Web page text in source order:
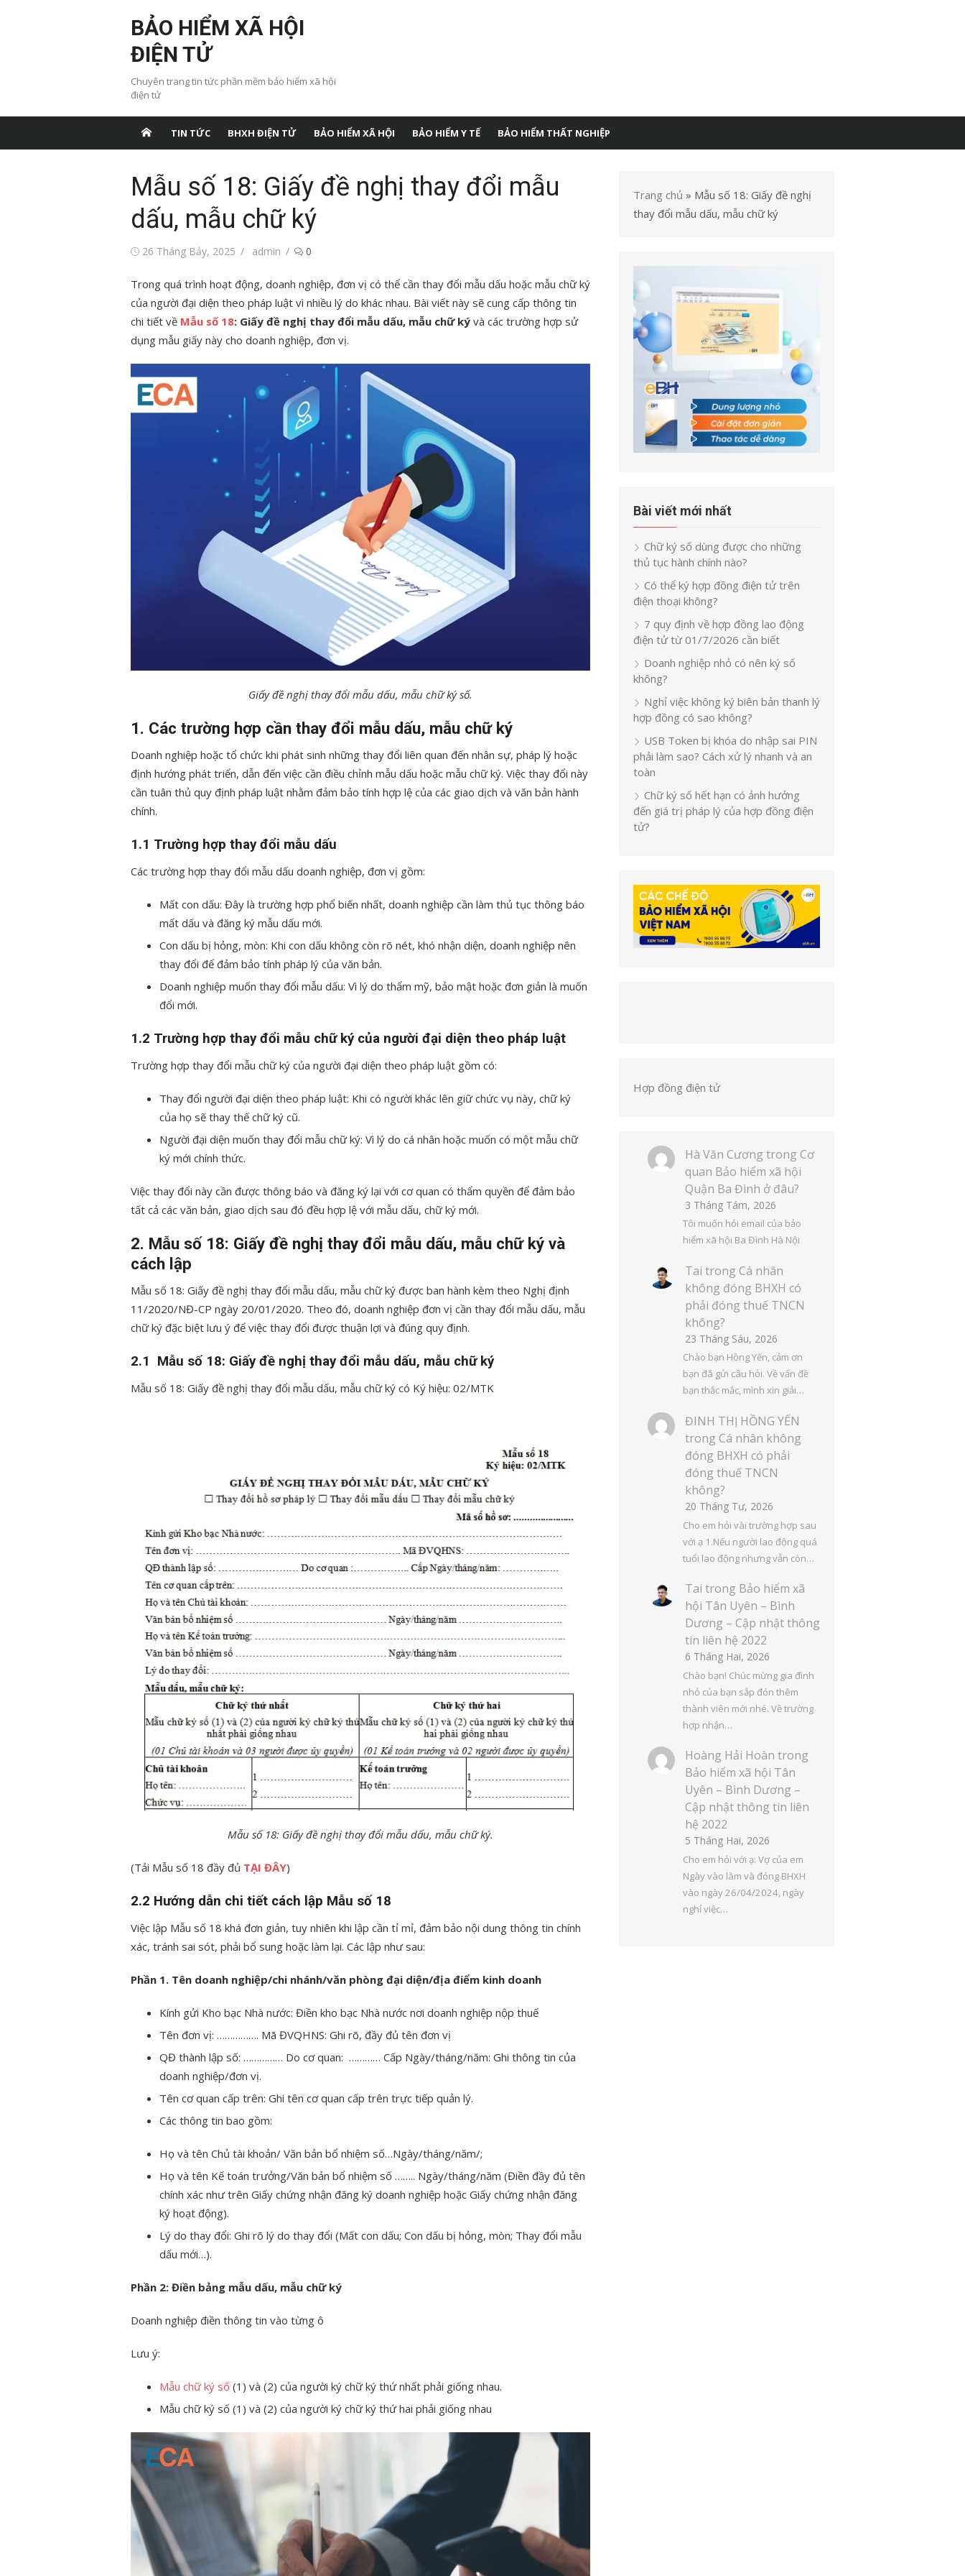
BẢO HIỂM XÃ HỘI
ĐIỆN TỬ
Chuyên trang tin tức phần mềm bảo hiểm xã hội
điện tử
TIN TỨC BHXH ĐIỆN TỬ BẢO HIỂM XÃ HỘI BẢO HIỂM Y TẾ BẢO HIỂM THẤT NGHIỆP
Mẫu số 18: Giấy đề nghị thay đổi mẫu
dấu, mẫu chữ ký
Đăng26 Tháng Bảy, 2025
Tác
admin 0
Trong quá trình hoạt động, doanh nghiệp, đơn vị có thể cần thay đổi mẫu dấu hoặc mẫu chữ ký
của người đại diện theo pháp luật vì nhiều lý do khác nhau. Bài viết này sẽ cung cấp thông tin
chi tiết về Mẫu số 18: Giấy đề nghị thay đổi mẫu dấu, mẫu chữ ký và các trường hợp sử
dụng mẫu giấy này cho doanh nghiệp, đơn vị.
Giấy đề nghị thay đổi mẫu dấu, mẫu chữ ký số.
1. Các trường hợp cần thay đổi mẫu dấu, mẫu chữ ký
Doanh nghiệp hoặc tổ chức khi phát sinh những thay đổi liên quan đến nhân sự, pháp lý hoặc
định hướng phát triển, dẫn đến việc cần điều chỉnh mẫu dấu hoặc mẫu chữ ký. Việc thay đổi này
cần tuân thủ quy định pháp luật nhằm đảm bảo tính hợp lệ của các giao dịch và văn bản hành
chính.
1.1 Trường hợp thay đổi mẫu dấu
Các trường hợp thay đổi mẫu dấu doanh nghiệp, đơn vị gồm:
Mất con dấu: Đây là trường hợp phổ biến nhất, doanh nghiệp cần làm thủ tục thông báo
mất dấu và đăng ký mẫu dấu mới.
Con dấu bị hỏng, mòn: Khi con dấu không còn rõ nét, khó nhận diện, doanh nghiệp nên
thay đổi để đảm bảo tính pháp lý của văn bản.
Doanh nghiệp muốn thay đổi mẫu dấu: Vì lý do thẩm mỹ, bảo mật hoặc đơn giản là muốn
đổi mới.
1.2 Trường hợp thay đổi mẫu chữ ký của người đại diện theo pháp luật
Trường hợp thay đổi mẫu chữ ký của người đại diện theo pháp luật gồm có:
Thay đổi người đại diện theo pháp luật: Khi có người khác lên giữ chức vụ này, chữ ký
của họ sẽ thay thế chữ ký cũ.
Người đại diện muốn thay đổi mẫu chữ ký: Vì lý do cá nhân hoặc muốn có một mẫu chữ
ký mới chính thức.
Việc thay đổi này cần được thông báo và đăng ký lại với cơ quan có thẩm quyền để đảm bảo
tất cả các văn bản, giao dịch sau đó đều hợp lệ với mẫu dấu, chữ ký mới.
2. Mẫu số 18: Giấy đề nghị thay đổi mẫu dấu, mẫu chữ ký và
cách lập
Mẫu số 18: Giấy đề nghị thay đổi mẫu dấu, mẫu chữ ký được ban hành kèm theo Nghị định
11/2020/NĐ-CP ngày 20/01/2020. Theo đó, doanh nghiệp đơn vị cần thay đổi mẫu dấu, mẫu
chữ ký đặc biệt lưu ý để việc thay đổi được thuận lợi và đúng quy định.
2.1 Mẫu số 18: Giấy đề nghị thay đổi mẫu dấu, mẫu chữ ký
Mẫu số 18: Giấy đề nghị thay đổi mẫu dấu, mẫu chữ ký có Ký hiệu: 02/MTK
Mẫu số 18: Giấy đề nghị thay đổi mẫu dấu, mẫu chữ ký.
(Tải Mẫu số 18 đầy đủ TẠI ĐÂY)
2.2 Hướng dẫn chi tiết cách lập Mẫu số 18
Việc lập Mẫu số 18 khá đơn giản, tuy nhiên khi lập cần tỉ mỉ, đảm bảo nội dung thông tin chính
xác, tránh sai sót, phải bổ sung hoặc làm lại. Các lập như sau:
Phần 1. Tên doanh nghiệp/chi nhánh/văn phòng đại diện/địa điểm kinh doanh
Kính gửi Kho bạc Nhà nước: Điền kho bạc Nhà nước nơi doanh nghiệp nộp thuế
Tên đơn vị: ……………. Mã ĐVQHNS: Ghi rõ, đầy đủ tên đơn vị
QĐ thành lập số: …………… Do cơ quan: ………… Cấp Ngày/tháng/năm: Ghi thông tin của
doanh nghiệp/đơn vị.
Tên cơ quan cấp trên: Ghi tên cơ quan cấp trên trực tiếp quản lý.
Các thông tin bao gồm:
Họ và tên Chủ tài khoản/ Văn bản bổ nhiệm số…Ngày/tháng/năm/;
Họ và tên Kế toán trưởng/Văn bản bổ nhiệm số …….. Ngày/tháng/năm (Điền đầy đủ tên
chính xác như trên Giấy chứng nhận đăng ký doanh nghiệp hoặc Giấy chứng nhận đăng
ký hoạt động).
Lý do thay đổi: Ghi rõ lý do thay đổi (Mất con dấu; Con dấu bị hỏng, mòn; Thay đổi mẫu
dấu mới…).
Phần 2: Điền bảng mẫu dấu, mẫu chữ ký
Doanh nghiệp điền thông tin vào từng ô
Lưu ý:
Mẫu chữ ký số (1) và (2) của người ký chữ ký thứ nhất phải giống nhau.
Mẫu chữ ký số (1) và (2) của người ký chữ ký thứ hai phải giống nhau
Trang chủ » Mẫu số 18: Giấy đề nghị
thay đổi mẫu dấu, mẫu chữ ký
Bài viết mới nhất
Chữ ký số dùng được cho những
thủ tục hành chính nào?
Có thể ký hợp đồng điện tử trên
điện thoại không?
7 quy định về hợp đồng lao động
điện tử từ 01/7/2026 cần biết
Doanh nghiệp nhỏ có nên ký số
không?
Nghỉ việc không ký biên bản thanh lý
hợp đồng có sao không?
USB Token bị khóa do nhập sai PIN
phải làm sao? Cách xử lý nhanh và an
toàn
Chữ ký số hết hạn có ảnh hưởng
đến giá trị pháp lý của hợp đồng điện
tử?
Hợp đồng điện tử
Hà Văn Cương trong Cơ
quan Bảo hiểm xã hội
Quận Ba Đình ở đâu?
3 Tháng Tám, 2026
Tôi muốn hỏi email của bảo
hiểm xã hội Ba Đình Hà Nội
Tai trong Cá nhân
không đóng BHXH có
phải đóng thuế TNCN
không?
23 Tháng Sáu, 2026
Chào bạn Hồng Yến, cảm ơn
bạn đã gửi câu hỏi. Về vấn đề
bạn thắc mắc, mình xin giải…
ĐINH THỊ HỒNG YẾN
trong Cá nhân không
đóng BHXH có phải
đóng thuế TNCN
không?
20 Tháng Tư, 2026
Cho em hỏi vài trường hợp sau
với ạ 1.Nếu người lao động quá
tuổi lao động nhưng vẫn còn…
Tai trong Bảo hiểm xã
hội Tân Uyên – Bình
Dương – Cập nhật thông
tin liên hệ 2022
6 Tháng Hai, 2026
Chào bạn! Chúc mừng gia đình
nhỏ của bạn sắp đón thêm
thành viên mới nhé. Về trường
hợp nhận…
Hoàng Hải Hoàn trong
Bảo hiểm xã hội Tân
Uyên – Bình Dương –
Cập nhật thông tin liên
hệ 2022
5 Tháng Hai, 2026
Cho em hỏi với ạ: Vợ của em
Ngày vào làm và đóng BHXH
vào ngày 26/04/2024, ngày
nghỉ việc…